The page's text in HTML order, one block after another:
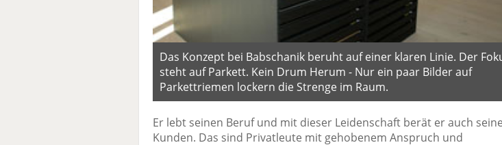
Das Konzept bei Babschanik beruht auf einer klaren Linie. Der
steht auf Parkett. Kein Drum Herum - Nur ein paar Bilder auf
Parkettriemen lockern die Strenge im Raum.
Er lebt seinen Beruf und mit dieser Leidenschaft berät er auch seine
Kunden. Das sind Privatleute mit gehobenem Anspruch und